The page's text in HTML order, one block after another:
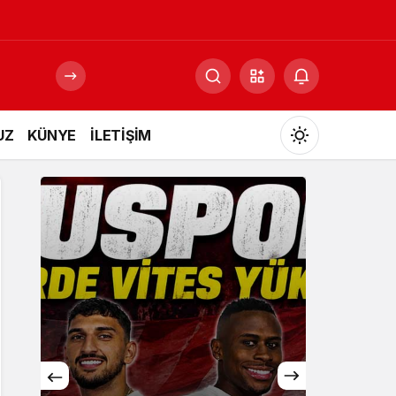
KÜNYE İLETİŞİM
Mod
değiştir
Gündüz Modu
Gündüz modunu seçin.
Gece Modu
Gece modunu seçin.